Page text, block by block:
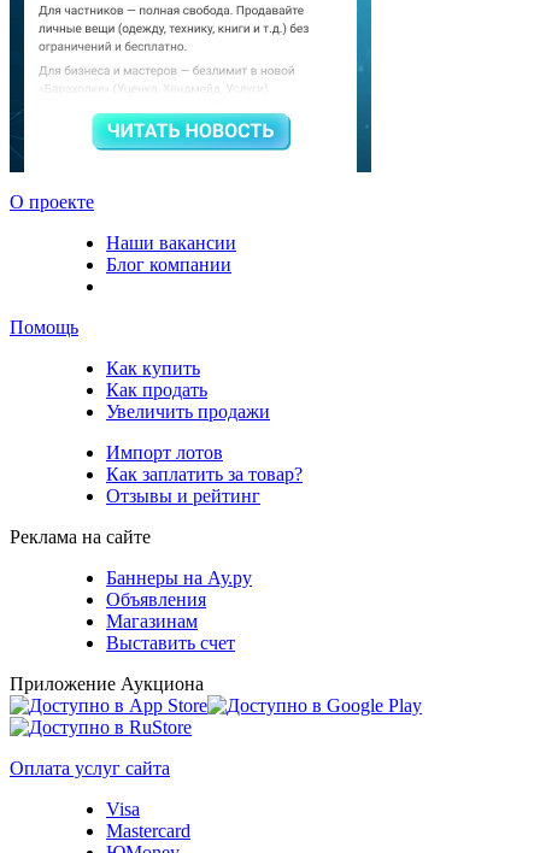
О проекте
Наши вакансии
Блог компании
Помощь
Как купить
Как продать
Увеличить продажи
Импорт лотов
Как заплатить за товар?
Отзывы и рейтинг
Реклама на сайте
Баннеры на Ау.ру
Объявления
Магазинам
Выставить счет
Приложение Аукциона
Оплата услуг сайта
Visa
Mastercard